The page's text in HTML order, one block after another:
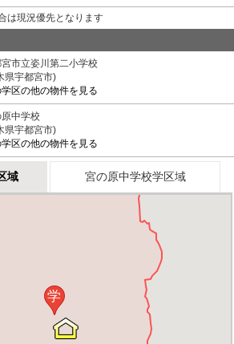
は現況優先となります
市立姿川第二小学校
県宇都宮市)
学区の他の物件を見る
中学校
県宇都宮市)
学区の他の物件を見る
域 宮の原中学校学区域
学